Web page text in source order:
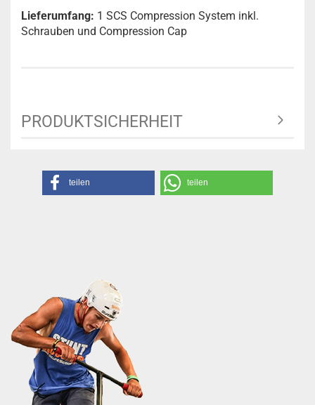
Lieferumfang: 1 SCS Compression System inkl.
Schrauben und Compression Cap
PRODUKTSICHERHEIT
teilen teilen